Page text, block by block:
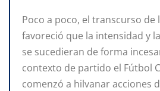
Poco a poco, el transcurso de
favoreció que la intensidad y
se sucedieran de forma
contexto de partido el Fútbol
comenzó a hilvanar acciones